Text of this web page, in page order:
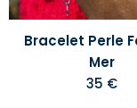
Bracelet Perle
Mer
35 €